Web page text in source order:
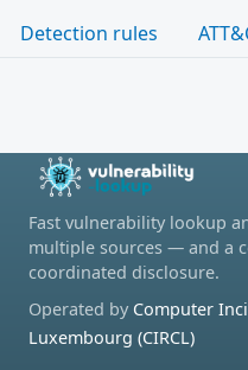
Detection rules
Fast vulnerability lookup
multiple sources — and a
coordinated disclosure.
Operated by Computer
Luxembourg (CIRCL)